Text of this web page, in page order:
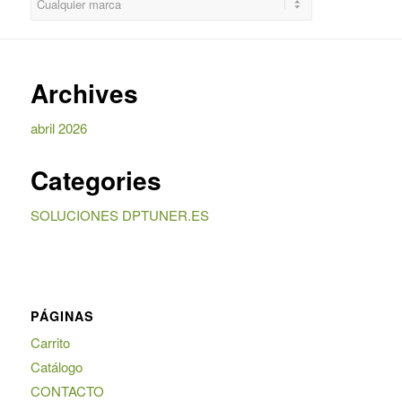
Archives
abril 2026
Categories
SOLUCIONES DPTUNER.ES
PÁGINAS
Carrito
Catálogo
CONTACTO